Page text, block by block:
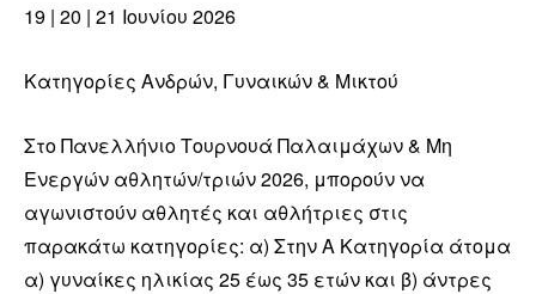
19 | 20 | 21 Ιουνίου 2026
Κατηγορίες Ανδρών, Γυναικών & Μικτού
Στο Πανελλήνιο Τουρνουά Παλαιμάχων & Μη
Ενεργών αθλητών/τριών 2026, μπορούν να
αγωνιστούν αθλητές και αθλήτριες στις
παρακάτω κατηγορίες: α) Στην Α Κατηγορία άτομα
α) γυναίκες ηλικίας 25 έως 35 ετών και β) άντρες